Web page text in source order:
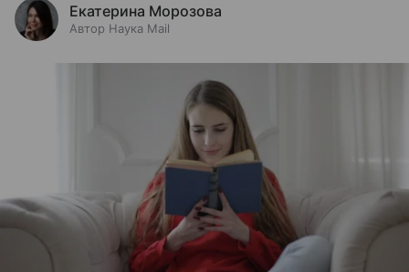
Екатерина Морозова
Автор Наука Mail